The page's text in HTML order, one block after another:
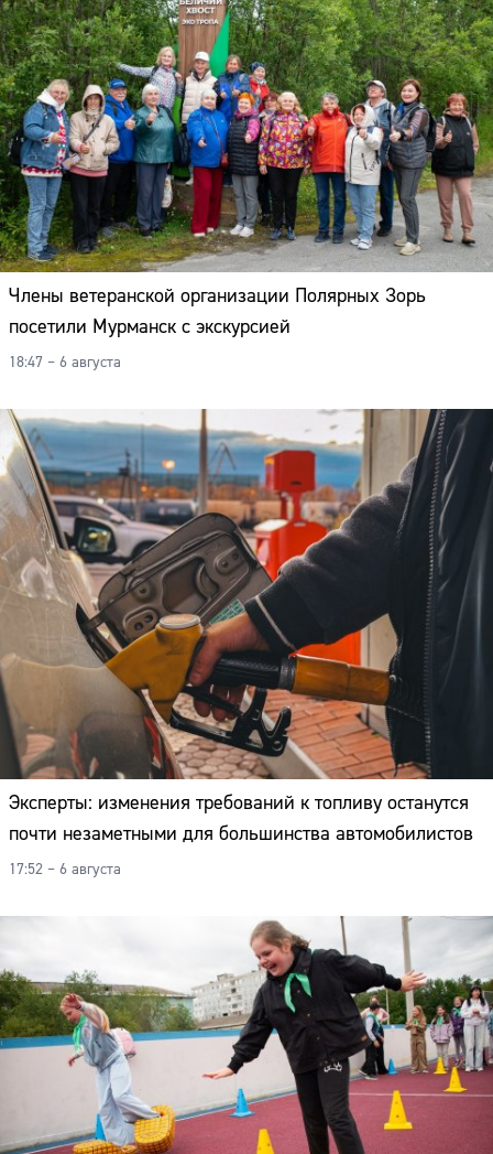
Члены ветеранской организации Полярных Зорь
посетили Мурманск с экскурсией
18:47 – 6 августа
Эксперты: изменения требований к топливу останутся
почти незаметными для большинства автомобилистов
17:52 – 6 августа